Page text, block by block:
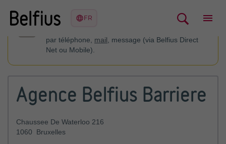
par téléphone, mail , message (via Belfius Direct
Net ou Mobile).
Agence Belfius Barriere
Chaussee De Waterloo 216
1060
Bruxelles